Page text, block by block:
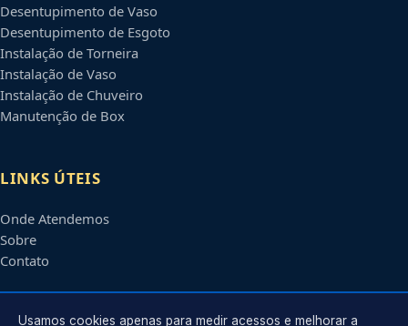
Desentupimento de Vaso
Desentupimento de Esgoto
Instalação de Torneira
Instalação de Vaso
Instalação de Chuveiro
Manutenção de Box
LINKS ÚTEIS
Onde Atendemos
Sobre
Contato
Usamos cookies apenas para medir acessos e melhorar a